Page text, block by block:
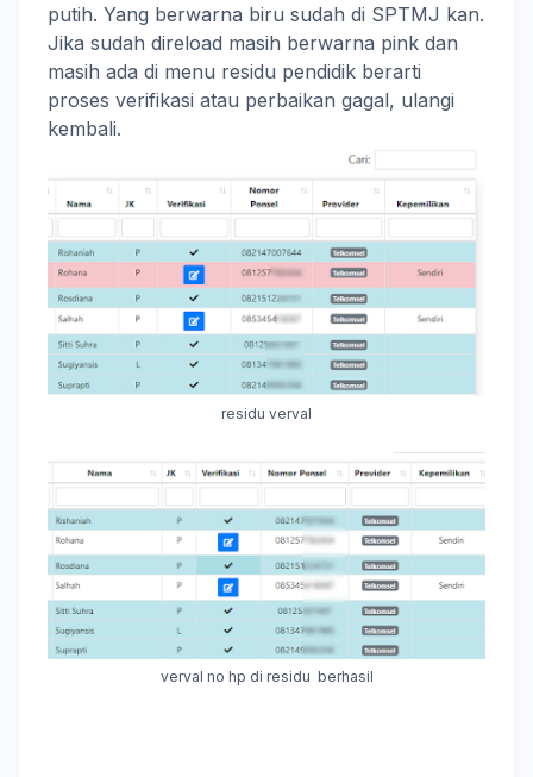
putih. Yang berwarna biru sudah di SPTMJ kan.
Jika sudah direload masih berwarna pink dan
masih ada di menu residu pendidik berarti
proses verifikasi atau perbaikan gagal, ulangi
kembali.
residu verval
verval no hp di residu berhasil